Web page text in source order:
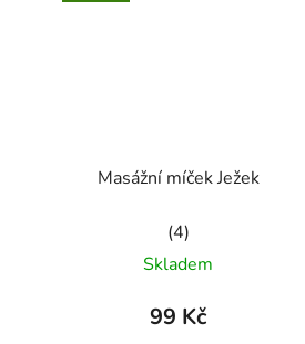
Masážní míček Ježek
Průměrné
hodnocení
produktu
Skladem
99 Kč